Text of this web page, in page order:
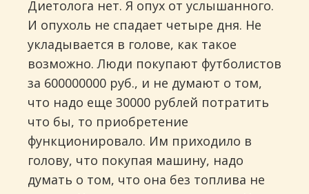
Диетолога нет. Я опух от услышанного.
И опухоль не спадает четыре дня. Не
укладывается в голове, как такое
возможно. Люди покупают футболистов
за 600000000 руб., и не думают о том,
что надо еще 30000 рублей потратить
что бы, то приобретение
функционировало. Им приходило в
голову, что покупая машину, надо
думать о том, что она без топлива не